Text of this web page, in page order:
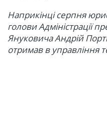
Наприкінці серпня
голови Адміністрації
Януковича Андрій
отримав в управління